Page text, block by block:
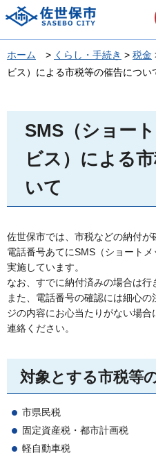
佐世保市
ホーム > くらし・手続き > 税金
ビス）による市税等の催告につい
SMS（ショー
ビス）による
いて
佐世保市では、市税などの納付
電話番号あてにSMS（ショート
実施しています。
なお、すでに納付済みの場合は行
また、電話番号の確認には細心
ジの内容にお心当たりがない場
連絡ください。
対象とする市税等
市県民税
固定資産税・都市計画税
軽自動車税